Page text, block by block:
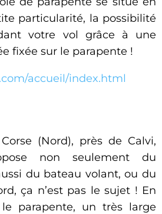
particularité, la possibilité
votre vol grâce à une
fixée sur le parapente !
accueil/index.html
(Nord), près de Calvi,
non seulement du
du bateau volant, ou du
ça n’est pas le sujet ! En
parapente, un très large